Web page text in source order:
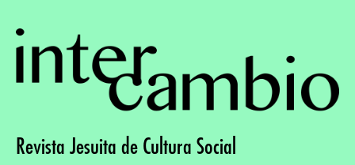
Revista Jesuita de Cultura Social